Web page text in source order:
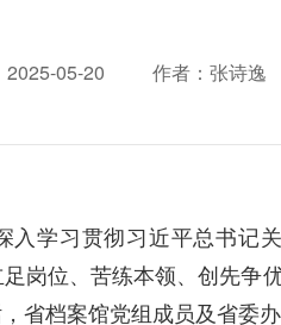
2025-05-20 作者：张诗
学习贯彻习近平总书记
岗位、苦练本领、创先争
省档案馆党组成员及省委